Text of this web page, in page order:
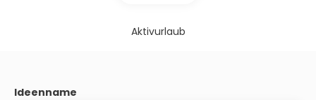
Aktivurlaub
Ideenname